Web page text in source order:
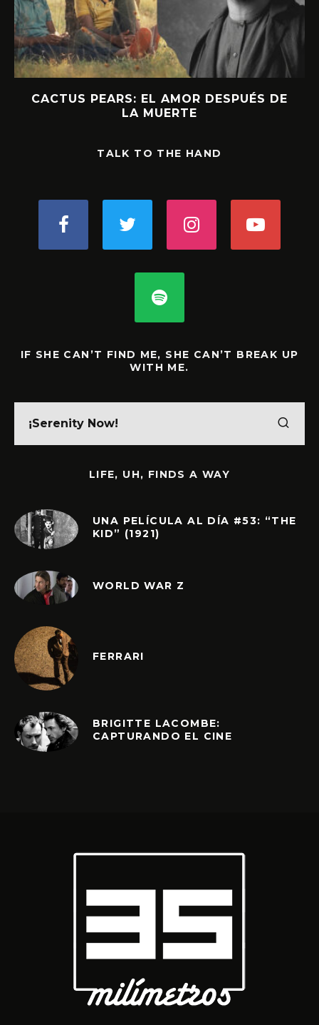
CACTUS PEARS: EL AMOR DESPUÉS DE
LA MUERTE
TALK TO THE HAND
IF SHE CAN’T FIND ME, SHE CAN’T BREAK UP
WITH ME.
LIFE, UH, FINDS A WAY
UNA PELÍCULA AL DÍA #53: “THE
KID” (1921)
WORLD WAR Z
FERRARI
BRIGITTE LACOMBE:
CAPTURANDO EL CINE